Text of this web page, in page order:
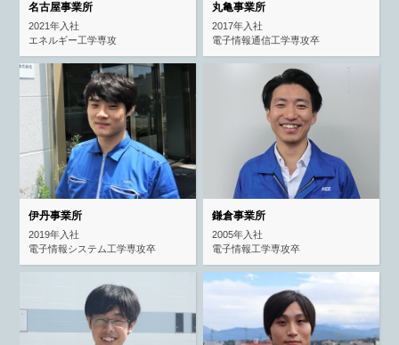
名古屋事業所
2021年入社
エネルギー工学専攻
丸亀事業所
2017年入社
電子情報通信工学専攻卒
伊丹事業所
2019年入社
電子情報システム工学専攻卒
鎌倉事業所
2005年入社
電子情報工学専攻卒